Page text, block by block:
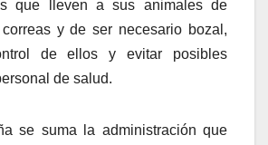
que lleven a sus animales de
y de ser necesario bozal,
de ellos y evitar posibles
de salud.
se suma la administración que